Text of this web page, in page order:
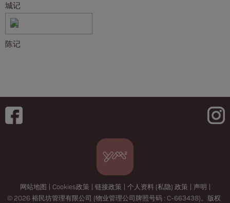
城记
陈记
网站地图 Cookies政策 链接政策 个人资料 (私隐) 政策 声明
© 2026 裕民坊管理有限公司 (物业管理公司牌照号码 : C-663438)。版权